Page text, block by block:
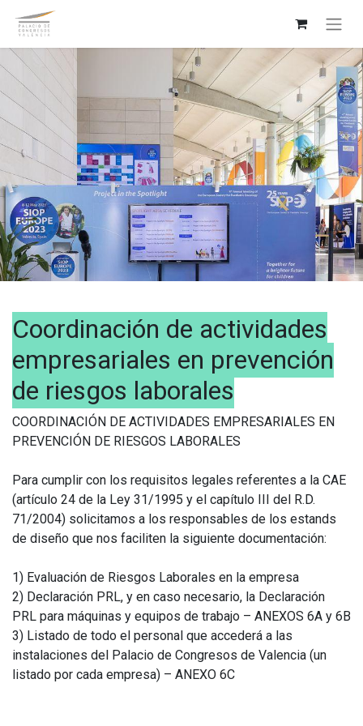
Coordinación de actividades
empresariales en prevención
de riesgos laborales
COORDINACIÓN DE ACTIVIDADES EMPRESARIALES EN
PREVENCIÓN DE RIESGOS LABORALES
Para cumplir con los requisitos legales referentes a la CAE
(artículo 24 de la Ley 31/1995 y el capítulo III del R.D.
71/2004) solicitamos a los responsables de los estands
de diseño que nos faciliten la siguiente documentación:
1) Evaluación de Riesgos Laborales en la empresa
2) Declaración PRL, y en caso necesario, la Declaración
PRL para máquinas y equipos de trabajo – ANEXOS 6A y 6B
3) Listado de todo el personal que accederá a las
instalaciones del Palacio de Congresos de Valencia (un
listado por cada empresa) – ANEXO 6C